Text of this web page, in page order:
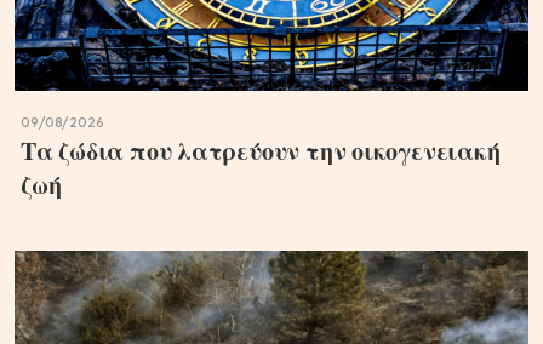
09/08/2026
Τα ζώδια που λατρεύουν την οικογενειακή
ζωή